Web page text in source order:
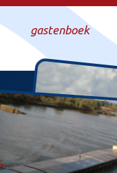
gastenboek